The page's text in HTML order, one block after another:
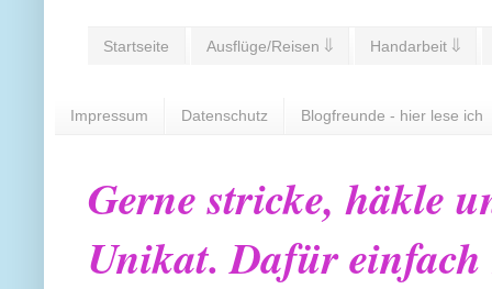
Startseite Ausflüge/Reisen ⇓ Handarbeit ⇓
Impressum Datenschutz Blogfreunde - hier lese ich
Gerne stricke, häkle
Unikat. Dafür